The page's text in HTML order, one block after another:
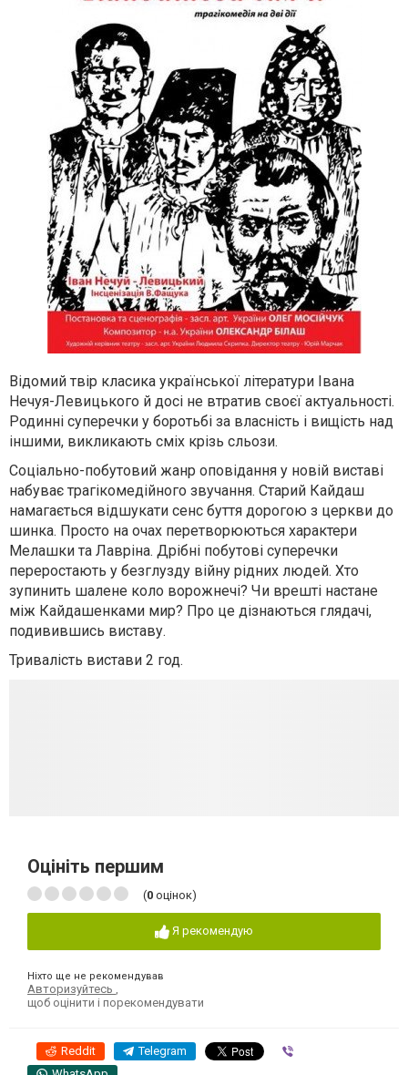
Відомий твір класика української літератури Івана
Нечуя-Левицького й досі не втратив своєї актуальності.
Родинні суперечки у боротьбі за власність і вищість над
іншими, викликають сміх крізь сльози.
Соціально-побутовий жанр оповідання у новій виставі
набуває трагікомедійного звучання. Старий Кайдаш
намагається відшукати сенс буття дорогою з церкви до
шинка. Просто на очах перетворюються характери
Мелашки та Лавріна. Дрібні побутові суперечки
переростають у безглузду війну рідних людей. Хто
зупинить шалене коло ворожнечі? Чи врешті настане
між Кайдашенками мир? Про це дізнаються глядачі,
подивившись виставу.
Тривалість вистави 2 год.
Оцініть першим
(0 оцінок)
Я рекомендую
Ніхто ще не рекомендував
Авторизуйтесь
щоб оцінити і порекомендувати
Reddit Telegram